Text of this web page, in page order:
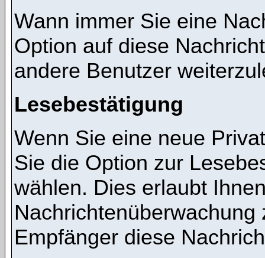
Wann immer Sie eine
Option auf diese
andere Benutzer
Lesebestätigung
Wenn Sie eine neue
Sie die Option zur
wählen. Dies erlaubt
Empfänger diese